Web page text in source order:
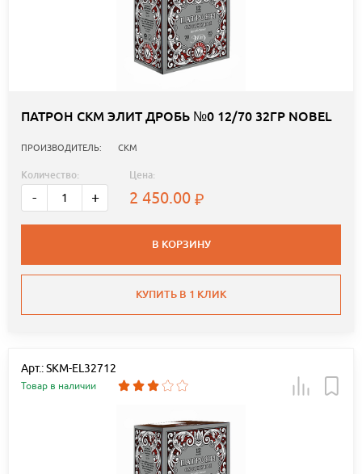
ПАТРОН СКМ ЭЛИТ ДРОБЬ №0 12/70 32ГР NOBEL
ПРОИЗВОДИТЕЛЬ: СКМ
Количество:
- +
Цена:
2 450.00
В КОРЗИНУ
КУПИТЬ В 1 КЛИК
Арт.: SKM-EL32712
Товар в наличии